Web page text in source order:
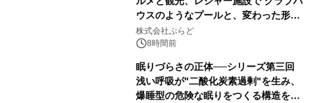
ウスのようなプールと、変わった形の
サウナも 「THE BOXY AWAJI」のお
得な素泊まり連泊プランで
株式会社ぷらど
8時間前
眠りづらさの正体──シリーズ第三回
浅い呼吸が"二酸化炭素過剰"を生み、
爆睡型の危険な眠りをつくる構造を解